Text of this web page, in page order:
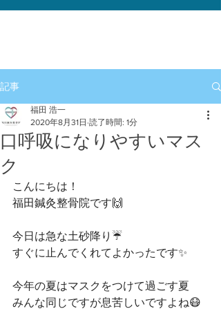
記事
口呼吸になりやすいマス
ク
福田 浩一
2020年8月31日 読了時間: 1分
こんにちは！﻿
福田鍼灸整骨院です🙌﻿
今日は急な土砂降り☔️﻿
すぐに止んでくれてよかったです✨﻿
今年の夏はマスクをつけて過ごす夏﻿
みんな同じですが息苦しいですよね😷﻿